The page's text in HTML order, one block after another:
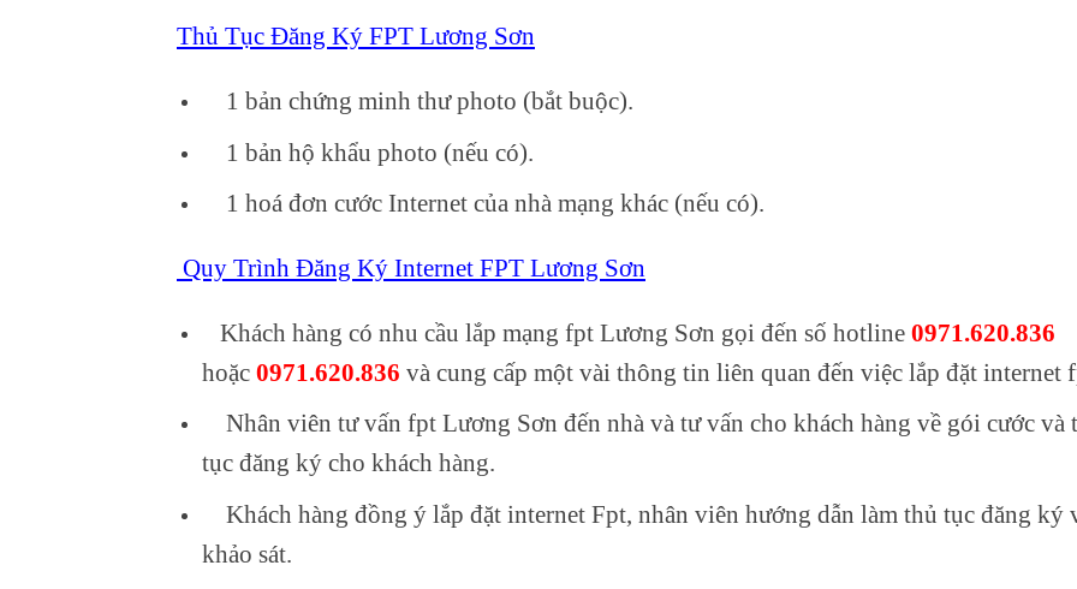
Thủ Tục Đăng Ký FPT Lương Sơn
1 bản chứng minh thư photo (bắt buộc).
1 bản hộ khẩu photo (nếu có).
1 hoá đơn cước Internet của nhà mạng khác (nếu có).
Quy Trình Đăng Ký Internet FPT Lương Sơn
Khách hàng có nhu cầu lắp mạng fpt Lương Sơn gọi đến số hotline 0971.620.836
hoặc 0971.620.836 và cung cấp một vài thông tin liên quan đến việc lắp đặt internet
Nhân viên tư vấn fpt Lương Sơn đến nhà và tư vấn cho khách hàng về gói cước và
tục đăng ký cho khách hàng.
Khách hàng đồng ý lắp đặt internet Fpt, nhân viên hướng dẫn làm thủ tục đăng ký
khảo sát.